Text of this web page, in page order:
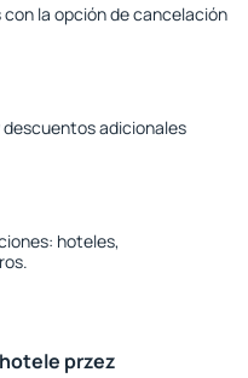
la opción de cancelación
adicionales
hoteles,
przez